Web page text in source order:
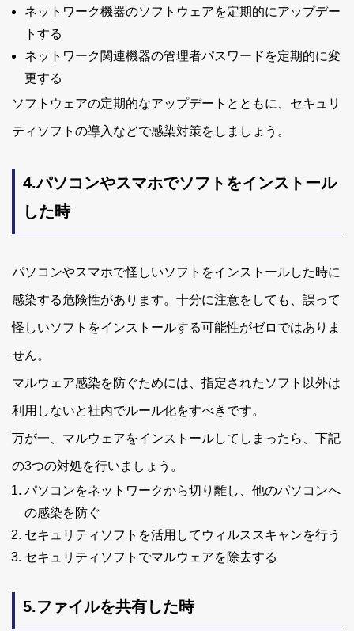
ネットワーク機器のソフトウェアを定期的にアップデー
トする
ネットワーク関連機器の管理者パスワードを定期的に変
更する
ソフトウェアの定期的なアップデートとともに、セキュリ
ティソフトの導入などで感染対策をしましょう。
4.パソコンやスマホでソフトをインストール
した時
パソコンやスマホで怪しいソフトをインストールした時に
感染する危険性があります。十分に注意をしても、誤って
怪しいソフトをインストールする可能性がゼロではありま
せん。
マルウェア感染を防ぐためには、指定されたソフト以外は
利用しないと社内でルール化をすべきです。
万が一、マルウェアをインストールしてしまったら、下記
の3つの対処を行いましょう。
パソコンをネットワークから切り離し、他のパソコンへ
の感染を防ぐ
セキュリティソフトを活用してウィルススキャンを行う
セキュリティソフトでマルウェアを除去する
5.ファイルを共有した時